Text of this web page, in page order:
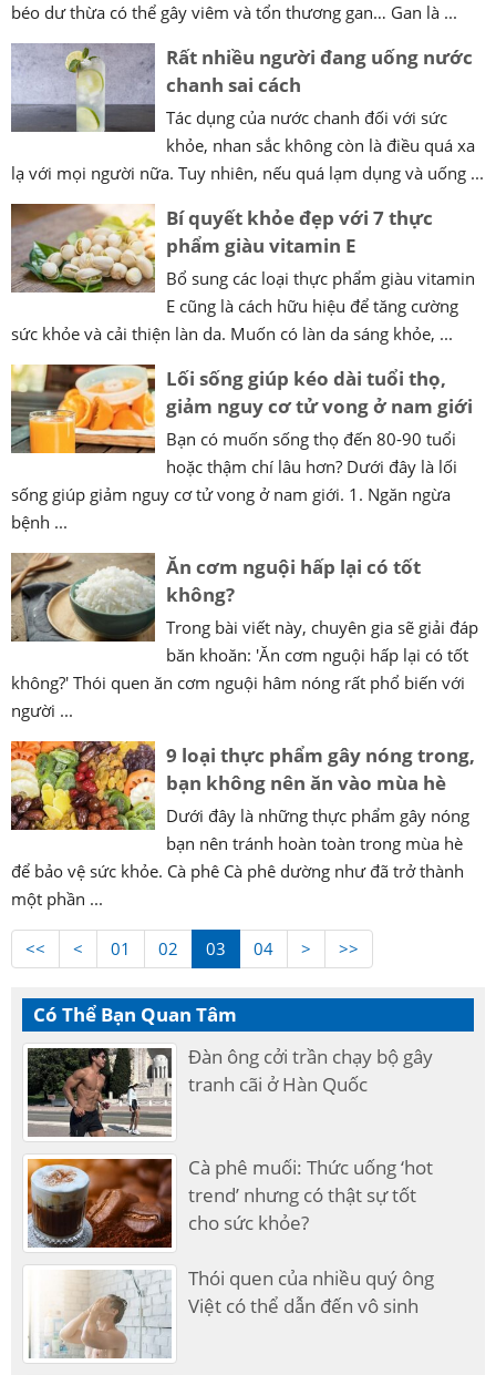
béo dư thừa có thể gây viêm và tổn thương gan… Gan là ...
Rất nhiều người đang uống nước
chanh sai cách
Tác dụng của nước chanh đối với sức
khỏe, nhan sắc không còn là điều quá xa
lạ với mọi người nữa. Tuy nhiên, nếu quá lạm dụng và uống ...
Bí quyết khỏe đẹp với 7 thực
phẩm giàu vitamin E
Bổ sung các loại thực phẩm giàu vitamin
E cũng là cách hữu hiệu để tăng cường
sức khỏe và cải thiện làn da. Muốn có làn da sáng khỏe, ...
Lối sống giúp kéo dài tuổi thọ,
giảm nguy cơ tử vong ở nam giới
Bạn có muốn sống thọ đến 80-90 tuổi
hoặc thậm chí lâu hơn? Dưới đây là lối
sống giúp giảm nguy cơ tử vong ở nam giới. 1. Ngăn ngừa
bệnh ...
Ăn cơm nguội hấp lại có tốt
không?
Trong bài viết này, chuyên gia sẽ giải đáp
băn khoăn: 'Ăn cơm nguội hấp lại có tốt
không?' Thói quen ăn cơm nguội hâm nóng rất phổ biến với
người ...
9 loại thực phẩm gây nóng trong,
bạn không nên ăn vào mùa hè
Dưới đây là những thực phẩm gây nóng
bạn nên tránh hoàn toàn trong mùa hè
để bảo vệ sức khỏe. Cà phê Cà phê dường như đã trở thành
một phần ...
<< < 01 02 03 04 > >>
Có Thể Bạn Quan Tâm
Đàn ông cởi trần chạy bộ gây
tranh cãi ở Hàn Quốc
Cà phê muối: Thức uống ‘hot
trend’ nhưng có thật sự tốt
cho sức khỏe?
Thói quen của nhiều quý ông
Việt có thể dẫn đến vô sinh